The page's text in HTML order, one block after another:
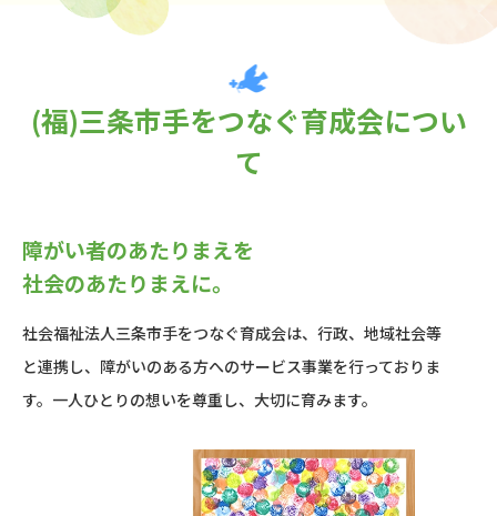
(福)三条市手をつなぐ育成会につい
て
障がい者のあたりまえを
社会のあたりまえに。
社会福祉法人三条市手をつなぐ育成会は、 行政、地域社会等
と連携し、 障がいのある方へのサービス事業を行っておりま
す。 一人ひとりの想いを尊重し、大切に育みます。